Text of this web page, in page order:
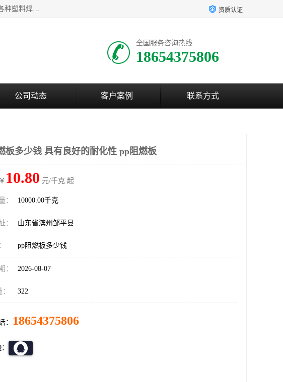
主要产品：PVC硬板、PVC萃取板、PVC 彩板、PVC软板、PP板材、阻燃pp板、PE板材以及各种塑料焊条，并承接各种塑料焊接工程，其产品广泛应用于环保设备、化工、石油、电镀、电子、建筑、食品、医药等多种行业，产品销售己覆盖全国多个省、市(直辖市)及自治区，并己经远销国外。 资质认证
全国服务咨询热线:
18654375806
公司动态 客户案例 联系方式
板多少钱 具有良好的耐化性 pp阻燃板
10.80 元/千克 起
： 10000.00千克
： 山东省滨州邹平县
pp阻燃板多少钱
： 2026-08-07
322
： 18654375806